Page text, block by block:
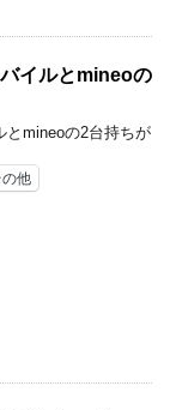
イルとmineoの
mineoの2台持ちが
の他